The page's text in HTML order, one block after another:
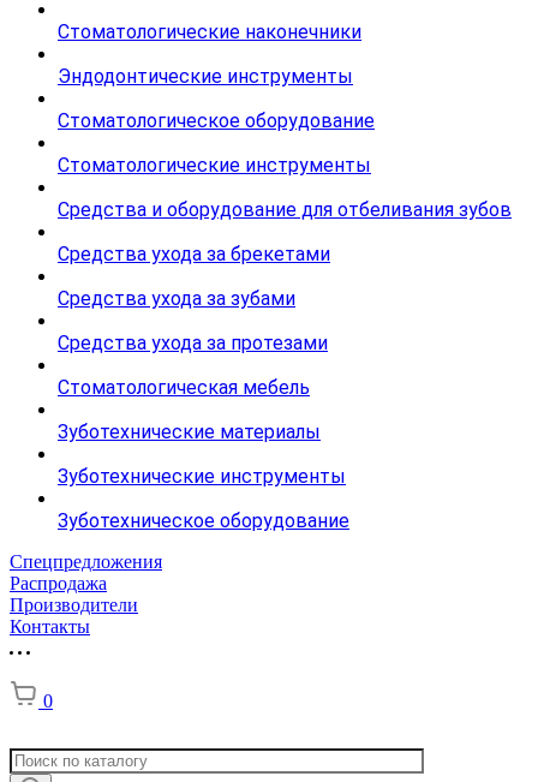
Стоматологические наконечники
Эндодонтические инструменты
Стоматологическое оборудование
Стоматологические инструменты
Средства и оборудование для отбеливания зубов
Средства ухода за брекетами
Средства ухода за зубами
Средства ухода за протезами
Стоматологическая мебель
Зуботехнические материалы
Зуботехнические инструменты
Зуботехническое оборудование
Спецпредложения
Распродажа
Производители
Контакты
0